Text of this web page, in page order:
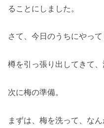
ることにしました。
さて、今日のうちにやって
樽を引っ張り出してきて、
次に梅の準備。
まずは、梅を洗って、な